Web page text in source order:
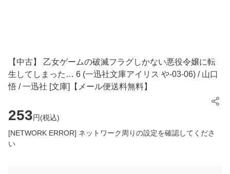
【中古】 乙女ゲームの破滅フラグしかない悪役令嬢に転
生してしまった… 6 (一迅社文庫アイリス や-03-06) / 山口
悟 / 一迅社 [文庫]【メール便送料無料】
253円(税込)
[NETWORK ERROR] ネットワーク周りの設定を確認してくださ
い